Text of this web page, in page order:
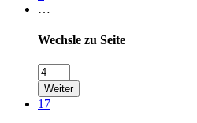
…
Wechsle zu Seite
Weiter
17